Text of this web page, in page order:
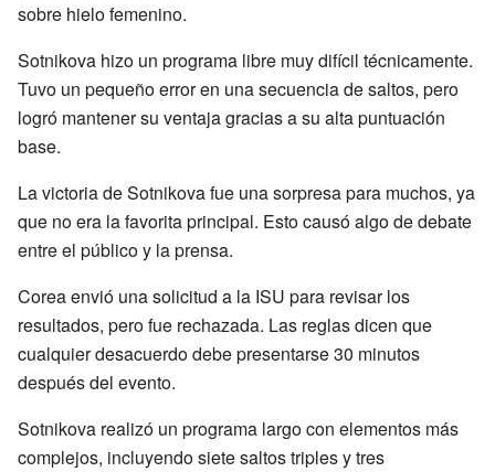
sobre hielo femenino.
Sotnikova hizo un programa libre muy difícil técnicamente.
Tuvo un pequeño error en una secuencia de saltos, pero
logró mantener su ventaja gracias a su alta puntuación
base.
La victoria de Sotnikova fue una sorpresa para muchos, ya
que no era la favorita principal. Esto causó algo de debate
entre el público y la prensa.
Corea envió una solicitud a la ISU para revisar los
resultados, pero fue rechazada. Las reglas dicen que
cualquier desacuerdo debe presentarse 30 minutos
después del evento.
Sotnikova realizó un programa largo con elementos más
complejos, incluyendo siete saltos triples y tres